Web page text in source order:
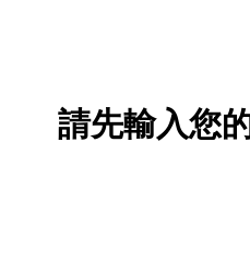
新增/刪除選項
請先輸入您